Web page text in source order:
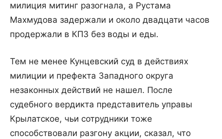
милиция митинг разогнала, а Рустама
Махмудова задержали и около двадцати часов
продержали в КПЗ без воды и еды.
Тем не менее Кунцевский суд в действиях
милиции и префекта Западного округа
незаконных действий не нашел. После
судебного вердикта представитель управы
Крылатское, чьи сотрудники тоже
способствовали разгону акции, сказал, что